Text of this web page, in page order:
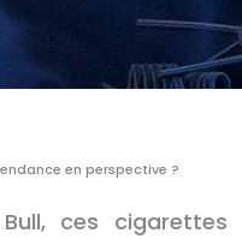
en perspective ?
ces cigarettes